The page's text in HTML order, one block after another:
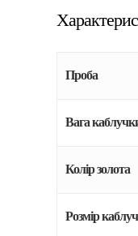
Проба
Вага
Колір золота
Розмір